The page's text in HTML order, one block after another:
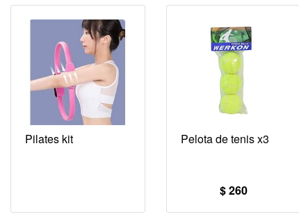
Pilates kit Pelota de tenis x3
$ 260